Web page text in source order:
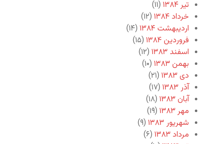
تیر ۱۳۸۴
(۱۱)
خرداد ۱۳۸۴
(۱۲)
اردیبهشت ۱۳۸۴
(۱۴)
فروردین ۱۳۸۴
(۱۵)
اسفند ۱۳۸۳
(۱۲)
بهمن ۱۳۸۳
(۱۰)
دی ۱۳۸۳
(۲۱)
آذر ۱۳۸۳
(۱۷)
آبان ۱۳۸۳
(۱۸)
مهر ۱۳۸۳
(۱۹)
شهریور ۱۳۸۳
(۹)
مرداد ۱۳۸۳
(۶)